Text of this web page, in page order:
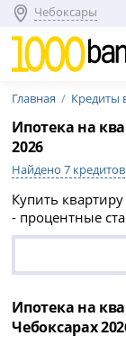
Чебоксары
Главная Кредиты
Ипотека на
2026
Найдено 7 кредитов
Купить
- процентные
банках
ставки и
Ипотека на
Чебоксарах